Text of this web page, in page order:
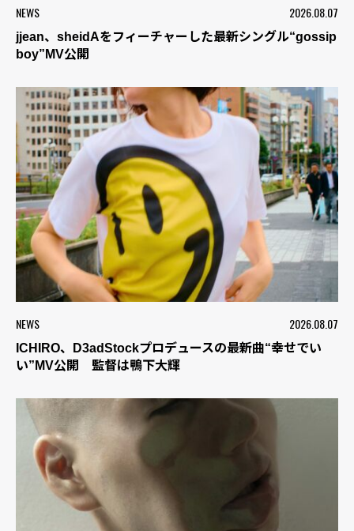
NEWS 2026.08.07
jjean、sheidAをフィーチャーした最新シングル“gossip
boy”MV公開
NEWS 2026.08.07
ICHIRO、D3adStockプロデュースの最新曲“幸せでい
い”MV公開 監督は鴨下大輝